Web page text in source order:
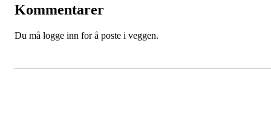
Kommentarer
Du må logge inn for å poste i veggen.